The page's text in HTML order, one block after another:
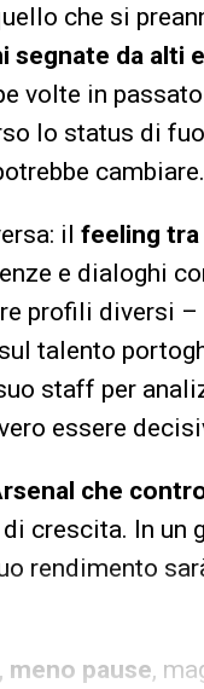
che si
segnate da alti
volte in
lo status di
cambiare.
il feeling tra
e dialoghi
profili diversi –
talento
staff per
essere
che
crescita. In un
rendimento
pause,